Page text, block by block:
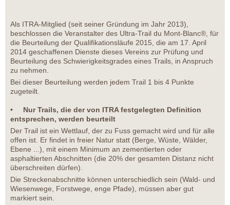
Als ITRA-Mitglied (seit seiner Gründung im Jahr 2013),
beschlossen die Veranstalter des Ultra-Trail du Mont-Blanc®, für
die Beurteilung der Qualifikationsläufe 2015, die am 17. April
2014 geschaffenen Dienste dieses Vereins zur Prüfung und
Beurteilung des Schwierigkeitsgrades eines Trails, in Anspruch
zu nehmen.
Bei dieser Beurteilung werden jedem Trail 1 bis 4 Punkte
zugeteilt.
• Nur Trails, die der von ITRA festgelegten Definition
entsprechen, werden beurteilt
Der Trail ist ein Wettlauf, der zu Fuss gemacht wird und für alle
offen ist. Er findet in freier Natur statt (Berge, Wüste, Wälder,
Ebene ...), mit einem Minimum an zementierten oder
asphaltierten Abschnitten (die 20% der gesamten Distanz nicht
überschreiten dürfen).
Die Streckenabschnitte können unterschiedlich sein (Wald- und
Wiesenwege, Forstwege, enge Pfade), müssen aber gut
markiert sein.